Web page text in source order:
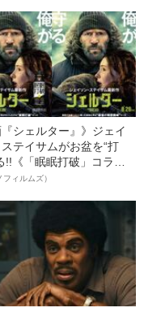
『シェルター』》ジェイ
テイサムがお盆を“打
!!《「眠眠打破」コラ
ィルムズ）